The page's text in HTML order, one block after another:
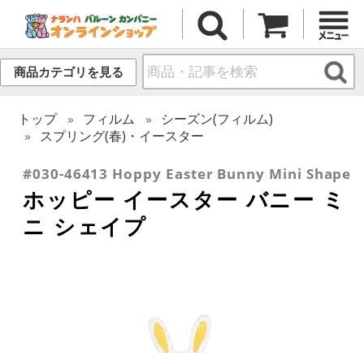
商品カテゴリを見る
トップ フィルム
シーズン(フィルム)
スプリング(春)・イースター
#030-46413 Hoppy Easter Bunny Mini Shape
ホッピー イースター バニー ミ
ニ シェイプ